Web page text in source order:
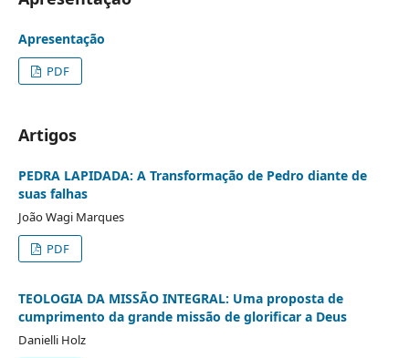
Apresentação
PDF
Artigos
PEDRA LAPIDADA: A Transformação de Pedro diante de
suas falhas
João Wagi Marques
PDF
TEOLOGIA DA MISSÃO INTEGRAL: Uma proposta de
cumprimento da grande missão de glorificar a Deus
Danielli Holz